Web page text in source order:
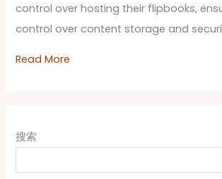
control over hosting their flipbooks,
control over content storage and
Read More
搜索